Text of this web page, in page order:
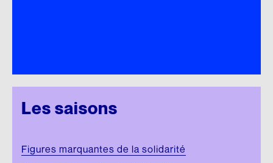
Les saisons
Figures marquantes de la solidarité